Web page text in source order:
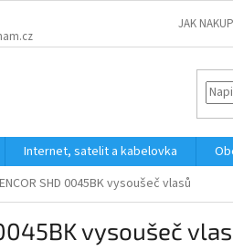
JAK
Internet, satelit a kabelovka
SHD 0045BK vysoušeč vlasů
vysoušeč